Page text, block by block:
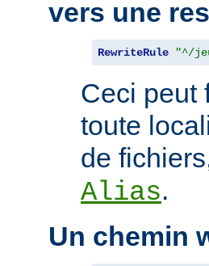
vers une
RewriteRule "^/
Ceci peut
toute
de
Alias.
Un chemin